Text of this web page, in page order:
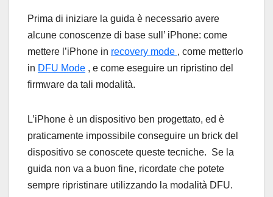
Prima di iniziare la guida è necessario avere
alcune conoscenze di base sull’ iPhone: come
mettere l’iPhone in recovery mode , come metterlo
in DFU Mode , e come eseguire un ripristino del
firmware da tali modalità.
L’iPhone è un dispositivo ben progettato, ed è
praticamente impossibile conseguire un brick del
dispositivo se conoscete queste tecniche. Se la
guida non va a buon fine, ricordate che potete
sempre ripristinare utilizzando la modalità DFU.